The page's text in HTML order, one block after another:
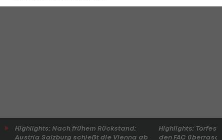
Highlights: Nach frühem Rückstand:
Austria Salzburg schießt die Vienna ab
Highlights:
den FAC